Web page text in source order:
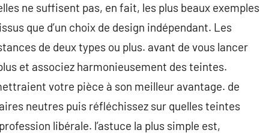
ne suffisent pas, en fait, les plus beaux exemples
que d’un choix de design indépendant. Les
de deux types ou plus. avant de vous lancer
et associez harmonieusement des teintes.
votre pièce à son meilleur avantage. de
neutres puis réfléchissez sur quelles teintes
libérale. l’astuce la plus simple est,